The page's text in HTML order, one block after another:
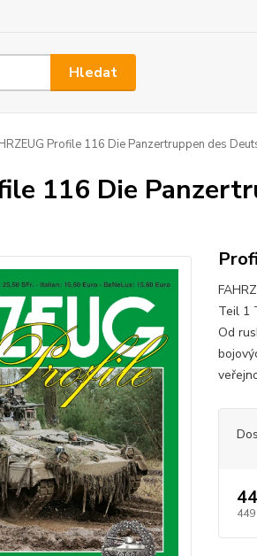
Hledat
Profile 116 Die Panzertruppen des
116 Die
Teil 1
Od
449